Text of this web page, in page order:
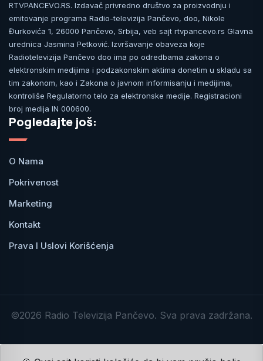
RTVPANCEVO.RS. Izdavač privredno društvo za proizvodnju i
emitovanje programa Radio-televizija Pančevo, doo, Nikole
Đurkovića 1, 26000 Pančevo, Srbija, veb sajt rtvpancevo.rs Glavna
urednica Jasmina Petković. Izvršavanje obaveza koje
Radiotelevizija Pančevo doo ima po odredbama zakona o
elektronskim medijima i podzakonskim aktima donetim u skladu sa
tim zakonom, kao i Zakona o javnom informisanju i medijima,
kontroliše Regulatorno telo za elektronske medije. Registracioni
broj medija IN 000600.
Pogledajte još:
O Nama
Pokrivenost
Marketing
Kontakt
Prava I Uslovi Korišćenja
©2026 Radio Televizija Pančevo. Sva prava zadržana.